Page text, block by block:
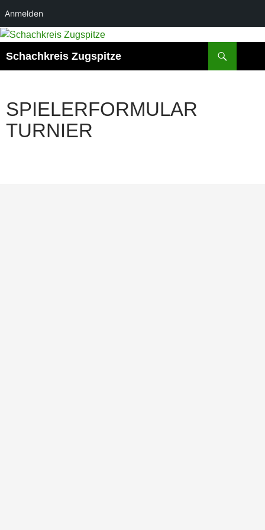
Anmelden
Zum
springen
Schachkreis Zugspitze
SPIELERFORMULAR
TURNIER